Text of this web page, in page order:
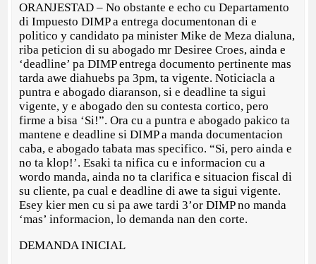
ORANJESTAD – No obstante e echo cu Departamento
di Impuesto DIMP a entrega documentonan di e
politico y candidato pa minister Mike de Meza dialuna,
riba peticion di su abogado mr Desiree Croes, ainda e
‘deadline’ pa DIMP entrega documento pertinente mas
tarda awe diahuebs pa 3pm, ta vigente. Noticiacla a
puntra e abogado diaranson, si e deadline ta sigui
vigente, y e abogado den su contesta cortico, pero
firme a bisa ‘Si!”. Ora cu a puntra e abogado pakico ta
mantene e deadline si DIMP a manda documentacion
caba, e abogado tabata mas specifico. “Si, pero ainda e
no ta klop!’. Esaki ta nifica cu e informacion cu a
wordo manda, ainda no ta clarifica e situacion fiscal di
su cliente, pa cual e deadline di awe ta sigui vigente.
Esey kier men cu si pa awe tardi 3’or DIMP no manda
‘mas’ informacion, lo demanda nan den corte.
DEMANDA INICIAL